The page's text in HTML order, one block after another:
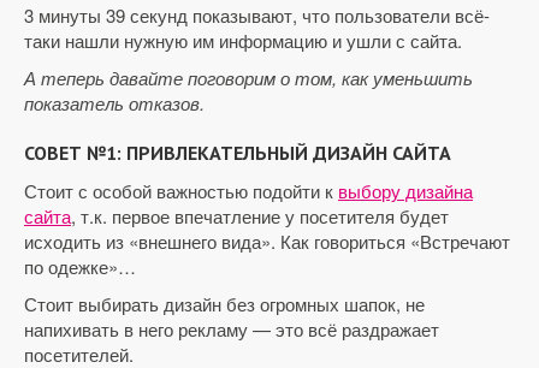
3 минуты 39 секунд показывают, что пользователи всё-
таки нашли нужную им информацию и ушли с сайта.
А теперь давайте поговорим о том, как уменьшить
показатель отказов.
СОВЕТ №1: ПРИВЛЕКАТЕЛЬНЫЙ ДИЗАЙН САЙТА
Стоит с особой важностью подойти к выбору дизайна
сайта, т.к. первое впечатление у посетителя будет
исходить из «внешнего вида». Как говориться «Встречают
по одежке»…
Стоит выбирать дизайн без огромных шапок, не
напихивать в него рекламу — это всё раздражает
посетителей.